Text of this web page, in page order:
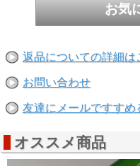
山田錦58％精白 酒度
返品についての詳細は
お問い合わせ
友達にメールですすめ
オススメ商品